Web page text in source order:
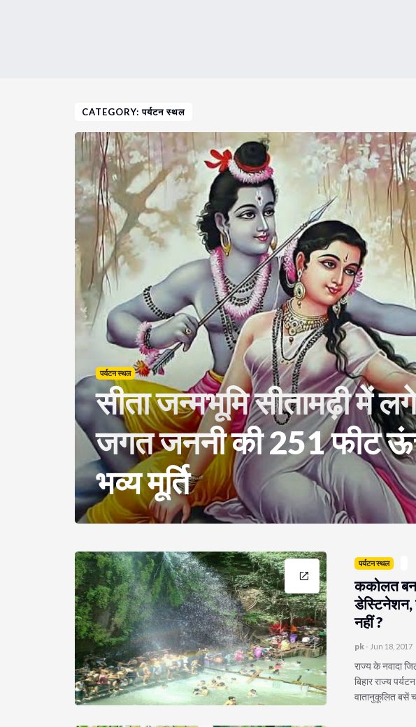
CATEGORY: पर्यटन स्थल
पर्यटन स्थल
सीता जन्मभूमि सीतामढ़ी में
जगत जननी की 251 फीट
भव्य मूर्ति
पर्यटन स्थल
ककोलत
डेस्टिनेशन,
नहीं ?
pk- Jun 18, 2017
राज्य के नवादा
बिहार राज्य
वातानुकूलित बसें